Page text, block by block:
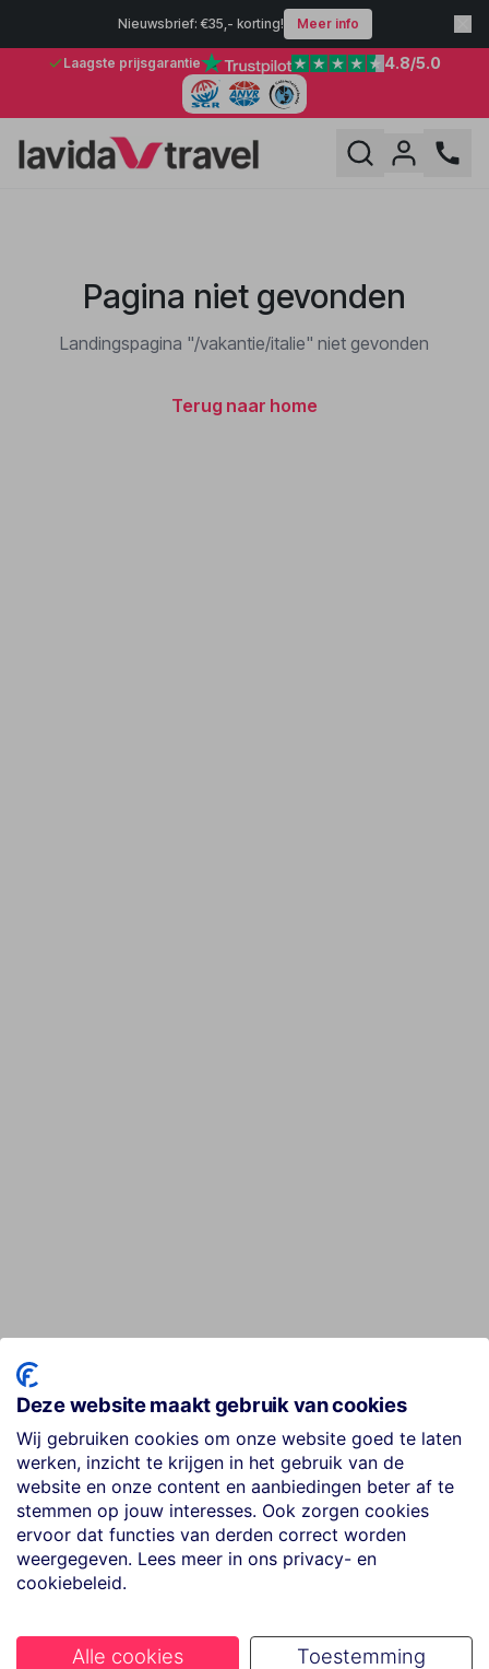
Nieuwsbrief: €35,- korting! Meer info
Laagste prijsgarantie 4.8/5.0
Pagina niet gevonden
Landingspagina "/vakantie/italie" niet gevonden
Terug naar home
Deze website maakt gebruik van cookies
Wij gebruiken cookies om onze website goed te laten
werken, inzicht te krijgen in het gebruik van de
website en onze content en aanbiedingen beter af te
stemmen op jouw interesses. Ook zorgen cookies
ervoor dat functies van derden correct worden
weergegeven. Lees meer in ons privacy- en
cookiebeleid.
Alle cookies
Toestemming